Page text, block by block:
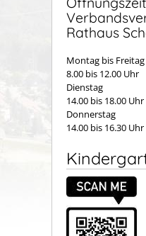
Rathaus
Montag bis Freitag
8.00 bis 12.00 Uhr
Dienstag
14.00 bis 18.00 Uhr
Donnerstag
14.00 bis 16.30 Uhr